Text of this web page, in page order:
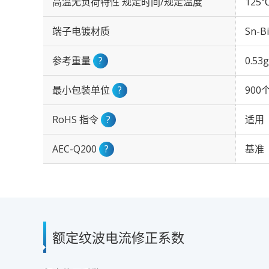
端子电镀材质 Sn-Bi
参考重量 ? 0.53g
最小包装单位 ? 900
RoHS 指令 ? 适用
AEC-Q200 ? 基准
额定纹波电流修正系数